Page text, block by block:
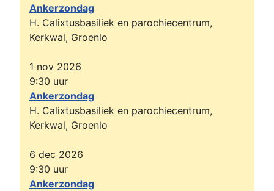
Ankerzondag
H. Calixtusbasiliek en parochiecentrum,
Kerkwal, Groenlo
1 nov 2026
9:30 uur
Ankerzondag
H. Calixtusbasiliek en parochiecentrum,
Kerkwal, Groenlo
6 dec 2026
9:30 uur
Ankerzondag